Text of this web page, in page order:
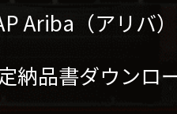
Ariba（アリバ
納品書ダウンロ